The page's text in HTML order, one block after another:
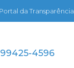
Portal da Transparência
4596